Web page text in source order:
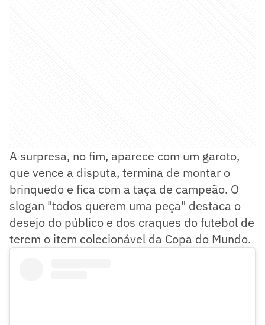
A surpresa, no fim, aparece com um garoto,
que vence a disputa, termina de montar o
brinquedo e fica com a taça de campeão. O
slogan "todos querem uma peça" destaca o
desejo do público e dos craques do futebol de
terem o item colecionável da Copa do Mundo.